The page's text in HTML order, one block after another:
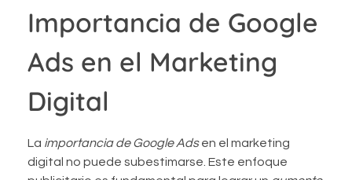
Importancia de Google
Ads en el Marketing
Digital
La importancia de Google Adsen el marketing
digital no puede subestimarse. Este enfoque